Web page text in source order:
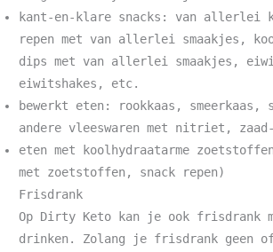
kant-en-klare snacks: van allerlei
repen met van allerlei smaakjes,
dips met van allerlei smaakjes,
eiwitshakes, etc.
bewerkt eten: rookkaas, smeerkaas,
andere vleeswaren met nitriet,
eten met koolhydraatarme
met zoetstoffen, snack repen)
Frisdrank
Op Dirty Keto kan je ook frisdrank
drinken. Zolang je frisdrank geen of